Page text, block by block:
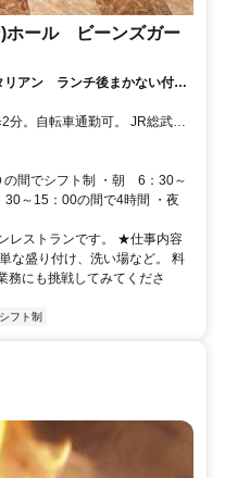
)ホール ビーンズガー
リアン ランチ後まかない付
通◎
分）が便利です。
の間でシフト制 ・朝 6：30～
～15：00の間で4時間 ・夜
レストランです。 ★仕事内容
な盛り付け、洗い場など。 料
務にも挑戦してみてくださ
シフト制